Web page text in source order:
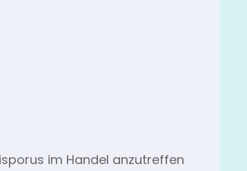
im Handel anzutreffen